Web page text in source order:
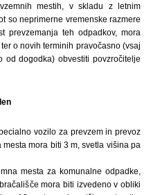
mestih, v skladu z letnim
so neprimerne vremenske razmere
prevzemanja teh odpadkov, mora
o novih terminih pravočasno (vsaj
dogodka) obvestiti povzročitelje
vozilo za prevzem in prevoz
mora biti 3 m, svetla višina pa
mesta za komunalne odpadke,
mora biti izvedeno v obliki